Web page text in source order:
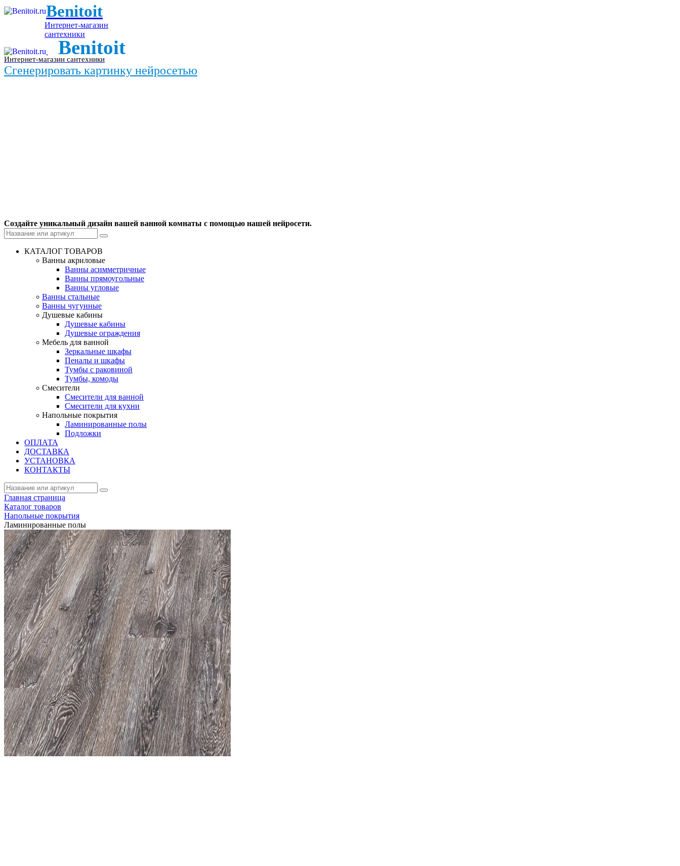
Benitoit
Интернет-магазин
сантехники
Benitoit
Интернет-магазин сантехники
Сгенерировать картинку нейросетью
Создайте уникальный дизайн вашей ванной комнаты с помощью нашей нейросети.
КАТАЛОГ ТОВАРОВ
Ванны акриловые
Ванны асимметричные
Ванны прямоугольные
Ванны угловые
Ванны стальные
Ванны чугунные
Душевые кабины
Душевые кабины
Душевые ограждения
Мебель для ванной
Зеркальные шкафы
Пеналы и шкафы
Тумбы с раковиной
Тумбы, комоды
Смесители
Смесители для ванной
Смесители для кухни
Напольные покрытия
Ламинированные полы
Подложки
ОПЛАТА
ДОСТАВКА
УСТАНОВКА
КОНТАКТЫ
Главная страница
Каталог товаров
Напольные покрытия
Ламинированные полы